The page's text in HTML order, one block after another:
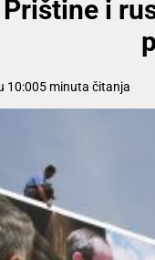
Prištine i
10:005 minuta čitanja